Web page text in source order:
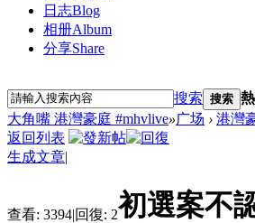
日志Blog
相册Album
分享Share
搜索 搜索
大角嘴 港灣豪庭 #mhvlive»广场 › 港灣
返回列表
生成文章|
查看: 3394|回復: 2初選案不